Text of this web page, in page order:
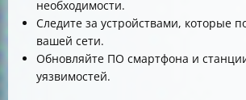
необходимости.
Следите за устройствами, которые
вашей сети.
Обновляйте ПО смартфона и
уязвимостей.